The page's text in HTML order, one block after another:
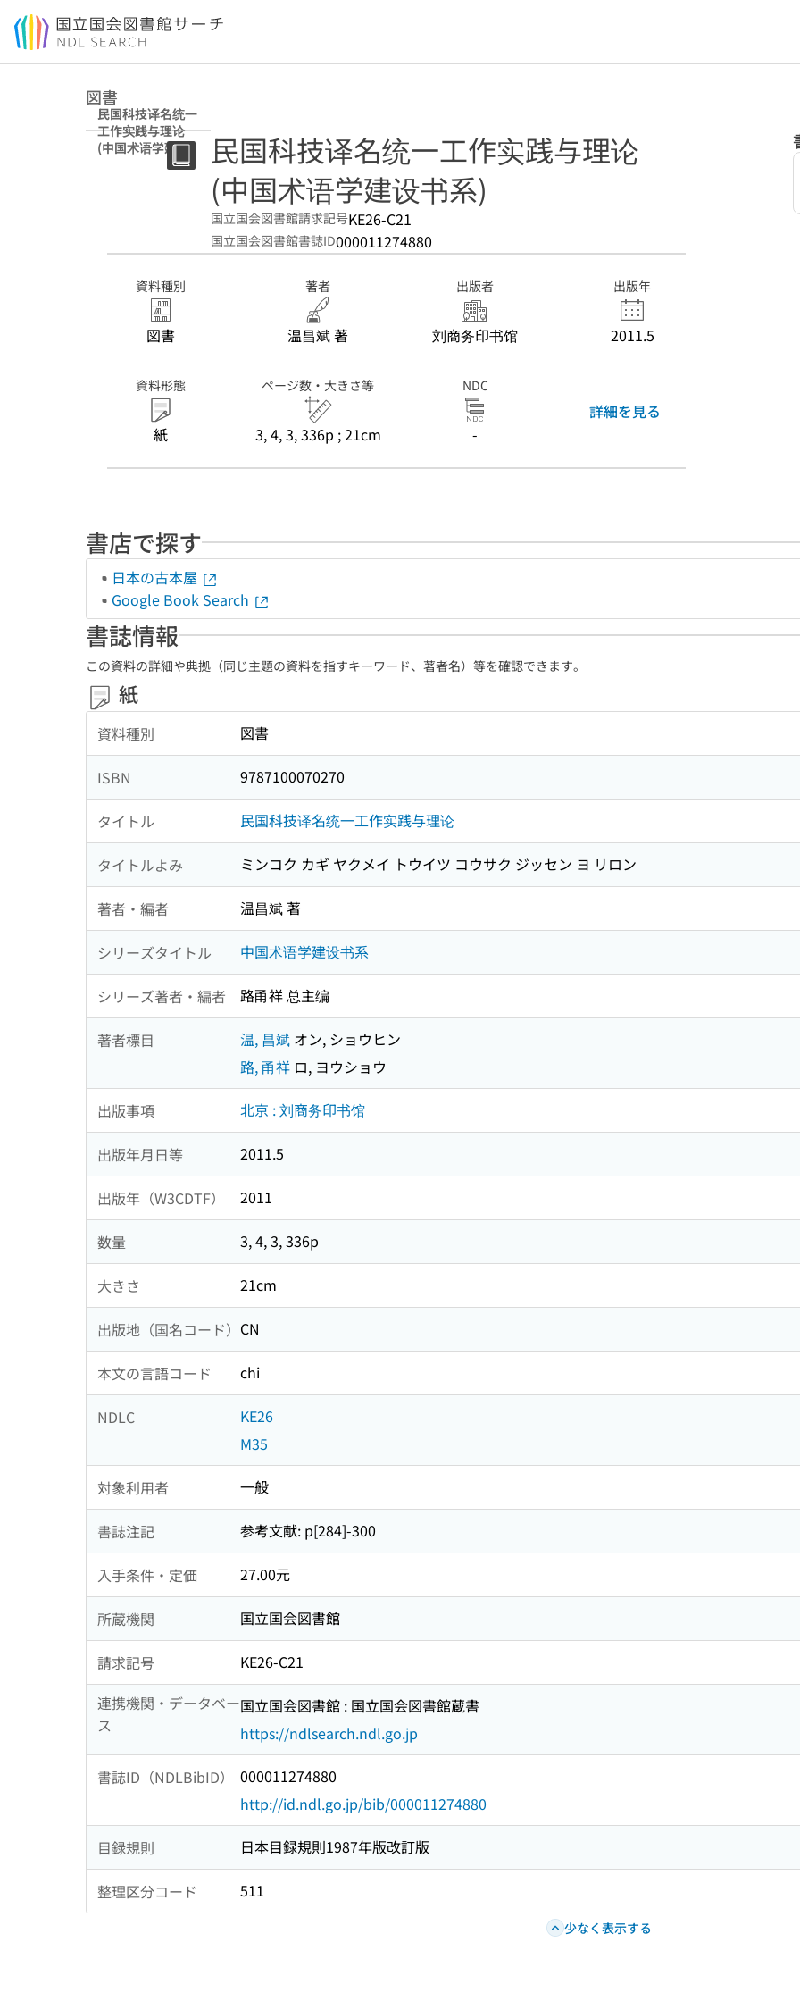
本文へ移動
図書
民国科技译名统一
工作实践与理论
(中国术语学建设
民国科技译名统一工作实践与理论
(中国术语学建设书系)
国立国会図書館請求記号KE26-C21
国立国会図書館書誌ID000011274880
資料種別
図書
著者
温昌斌 著
出版者
刘商务印书馆
出版年
2011.5
資料形態
紙
ページ数・大きさ等
3, 4, 3, 336p ; 21cm
NDC
-
詳細を見る
書店で探す
日本の古本屋
Google Book Search
書誌情報
この資料の詳細や典拠（同じ主題の資料を指すキーワード、著者名）等を確認できます。
紙
資料種別 図書
ISBN 9787100070270
タイトル 民国科技译名统一工作实践与理论
タイトルよみ ミンコク カギ ヤクメイ トウイツ コウサク ジッセン ヨ リロン
著者・編者 温昌斌 著
シリーズタイトル 中国术语学建设书系
シリーズ著者・編者 路甬祥 总主编
著者標目 温, 昌斌 オン, ショウヒン
路, 甬祥 ロ, ヨウショウ
出版事項 北京 : 刘商务印书馆
出版年月日等 2011.5
出版年（W3CDTF） 2011
数量 3, 4, 3, 336p
大きさ 21cm
出版地（国名コード） CN
本文の言語コード chi
NDLC
KE26
M35
対象利用者 一般
書誌注記 参考文献: p[284]-300
入手条件・定価 27.00元
所蔵機関 国立国会図書館
請求記号
KE26-C21
連携機関・データベー
ス
国立国会図書館 : 国立国会図書館蔵書
https://ndlsearch.ndl.go.jp
書誌ID（NDLBibID）
000011274880
http://id.ndl.go.jp/bib/000011274880
目録規則 日本目録規則1987年版改訂版
整理区分コード 511
少なく表示する